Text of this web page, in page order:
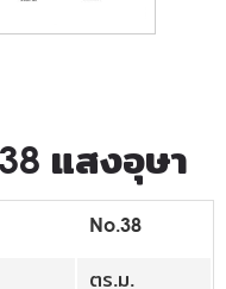
แสงอุษา
No.38
ตร.ม.